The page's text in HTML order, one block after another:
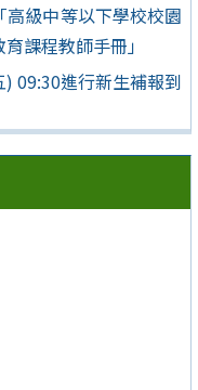
級中等以下學校校園
課程教師手冊」
) 09:30進行新生補報到